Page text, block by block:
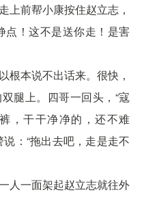
上前帮小康按住赵立志，
点！这不是送你走！是害
根本说不出话来。很快，
腿上。四哥一回头，“寇
，干干净净的，还不难
：“拖出去吧，走是走不
人一面架起赵立志就往外